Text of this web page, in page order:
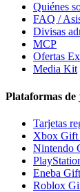
Quiénes
FAQ /
Divisas
MCP
Ofertas
Media Kit
Plataformas de
Tarjetas
Xbox Gift
Nintendo
Eneba
Roblox